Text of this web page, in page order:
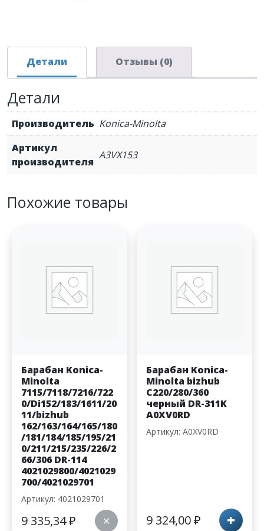
Детали Отзывы (0)
Детали
Производитель Konica-Minolta
Артикул
производителя
A3VX153
Похожие товары
Барабан Konica-
Minolta
7115/7118/7216/722
0/Di152/183/1611/20
11/bizhub
162/163/164/165/180
/181/184/185/195/21
0/211/215/235/226/2
66/306 DR-114
4021029800/4021029
700/4021029701
Артикул: 4021029701
9 335,34₽ ✕
Барабан Konica-
Minolta bizhub
C220/280/360
черный DR-311K
A0XV0RD
Артикул: A0XV0RD
9 324,00₽ +